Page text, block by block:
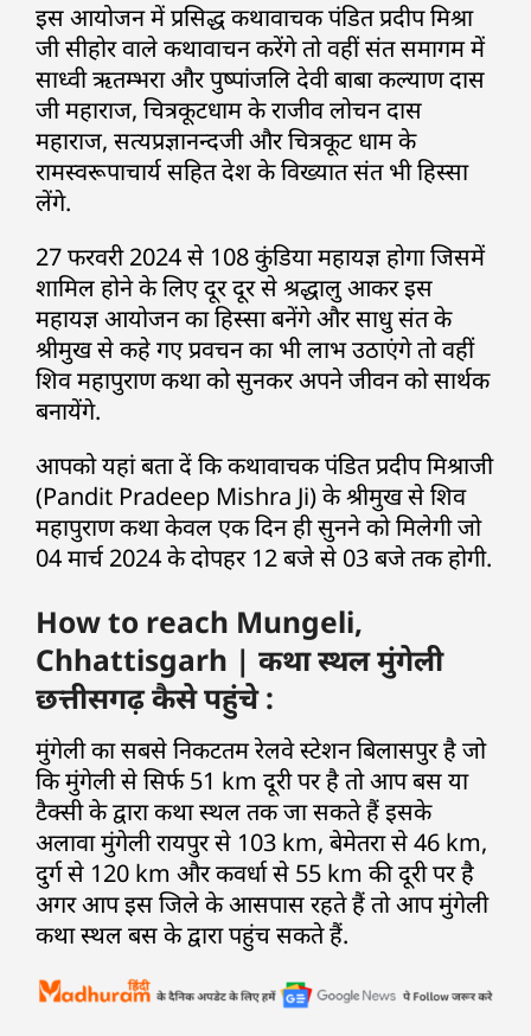
इस आयोजन में प्रसिद्ध कथावाचक पंडित प्रदीप मिश्रा
जी सीहोर वाले कथावाचन करेंगे तो वहीं संत समागम में
साध्वी ऋतम्भरा और पुष्पांजलि देवी बाबा कल्याण दास
जी महाराज, चित्रकूटधाम के राजीव लोचन दास
महाराज, सत्यप्रज्ञानन्दजी और चित्रकूट धाम के
रामस्वरूपाचार्य सहित देश के विख्यात संत भी हिस्सा
लेंगे.
27 फरवरी 2024 से 108 कुंडिया महायज्ञ होगा जिसमें
शामिल होने के लिए दूर दूर से श्रद्धालु आकर इस
महायज्ञ आयोजन का हिस्सा बनेंगे और साधु संत के
श्रीमुख से कहे गए प्रवचन का भी लाभ उठाएंगे तो वहीं
शिव महापुराण कथा को सुनकर अपने जीवन को सार्थक
बनायेंगे.
आपको यहां बता दें कि कथावाचक पंडित प्रदीप मिश्राजी
(Pandit Pradeep Mishra Ji) के श्रीमुख से शिव
महापुराण कथा केवल एक दिन ही सुनने को मिलेगी जो
04 मार्च 2024 के दोपहर 12 बजे से 03 बजे तक होगी.
How to reach Mungeli,
Chhattisgarh | कथा स्थल मुंगेली
छत्तीसगढ़ कैसे पहुंचे :
मुंगेली का सबसे निकटतम रेलवे स्टेशन बिलासपुर है जो
कि मुंगेली से सिर्फ 51 km दूरी पर है तो आप बस या
टैक्सी के द्वारा कथा स्थल तक जा सकते हैं इसके
अलावा मुंगेली रायपुर से 103 km, बेमेतरा से 46 km,
दुर्ग से 120 km और कवर्धा से 55 km की दूरी पर है
अगर आप इस जिले के आसपास रहते हैं तो आप मुंगेली
कथा स्थल बस के द्वारा पहुंच सकते हैं.